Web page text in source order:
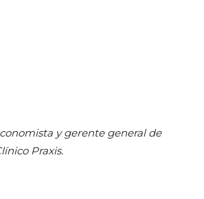
y gerente general de
Praxis.